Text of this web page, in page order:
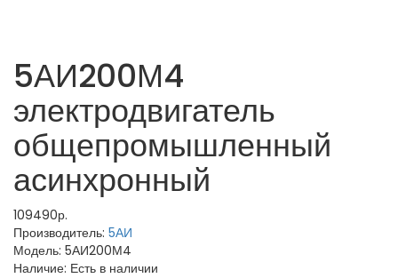
5АИ200М4
электродвигатель
общепромышленный
асинхронный
109490р.
Производитель: 5АИ
Модель: 5АИ200М4
Наличие: Есть в наличии